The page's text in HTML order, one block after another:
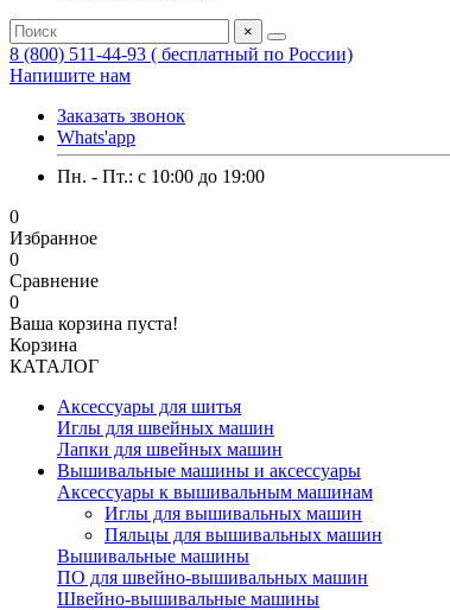
×
8 (800) 511-44-93 ( бесплатный по России)
Напишите нам
Заказать звонок
Whats'app
Пн. - Пт.: c 10:00 до 19:00
0
Избранное
0
Сравнение
0
Ваша корзина пуста!
Корзина
КАТАЛОГ
Аксессуары для шитья
Иглы для швейных машин
Лапки для швейных машин
Вышивальные машины и аксессуары
Аксессуары к вышивальным машинам
Иглы для вышивальных машин
Пяльцы для вышивальных машин
Вышивальные машины
ПО для швейно-вышивальных машин
Швейно-вышивальные машины